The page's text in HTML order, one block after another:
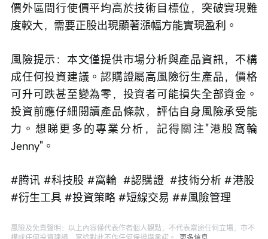
價外區間行使價平均高於技術目標位，突破實現難
度較大，需要正股出現顯著漲幅方能實現盈利。
風險提示：本文僅提供市場分析與產品資訊，不構
成任何投資建議。認購證屬高風險衍生產品，價格
可升可跌甚至變為零，投資者可能損失全部資金。
投資前應仔細閱讀產品條款，評估自身風險承受能
力。想睇更多的專業分析，記得關注"港股窩輪
Jenny"。
#腾讯 #科技股 #窩輪  #認購證  #技術分析 #港股
#衍生工具 #投資策略 #短線交易 ##風險管理
風險及免責聲明：以上內容僅代表作者個人觀點，不代表富途任何立場，亦不